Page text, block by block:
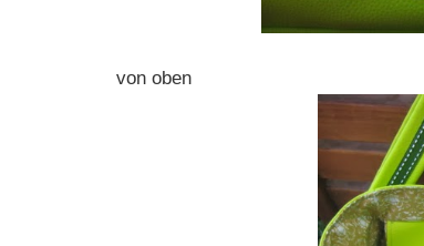
von oben